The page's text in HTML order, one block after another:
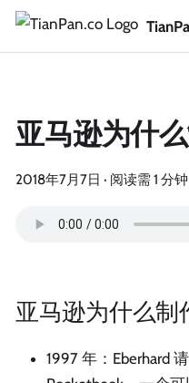
亚马逊为什
2018年7月7日 · 阅读需 1 分钟
亚马逊为什么制
1997 年：Eberhard